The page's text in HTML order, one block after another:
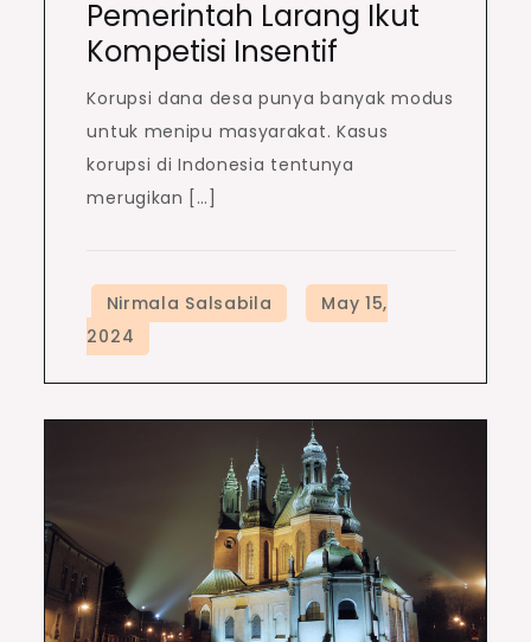
Pemerintah Larang Ikut
Kompetisi Insentif
Korupsi dana desa punya banyak modus
untuk menipu masyarakat. Kasus
korupsi di Indonesia tentunya
merugikan […]